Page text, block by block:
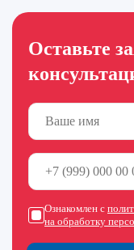
Оставьте
Ознакомлен с
на обработку